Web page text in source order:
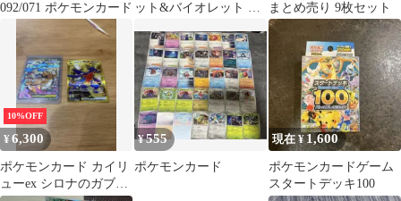
092/071 ポケモンカード ット&バイオレット ハ
ニートレジ…
まとめ売り 9枚セット
10%OFF
¥6,300
ポケモンカード カイリ
ューex シロナのガブリ
¥555
ポケモンカード
現在 ¥ 1,600
ポケモンカードゲーム
スタートデッキ100